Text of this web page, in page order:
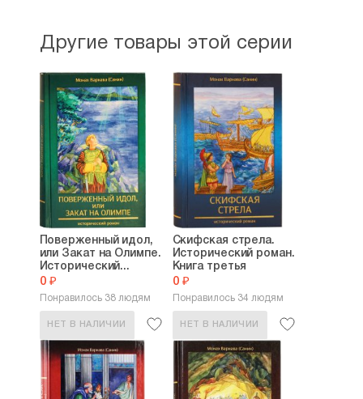
Другие товары этой серии
Поверженный идол,
или Закат на Олимпе.
Исторический...
0 ₽
Понравилось 38 людям
НЕТ В НАЛИЧИИ
Скифская стрела.
Исторический роман.
Книга третья
0 ₽
Понравилось 34 людям
НЕТ В НАЛИЧИИ